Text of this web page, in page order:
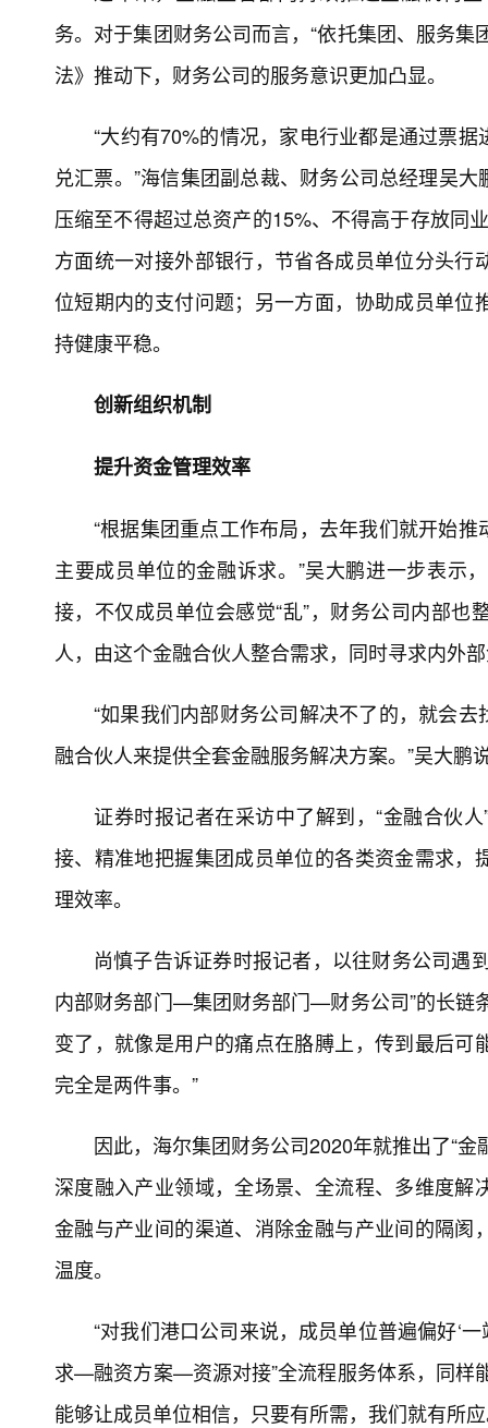
务。对于集团财务公司而言，“依托集团、服务
法》推动下，财务公司的服务意识更加凸显。
“大约有70%的情况，家电行业都是通过票
兑汇票。”海信集团副总裁、财务公司总经理吴
压缩至不得超过总资产的15%、不得高于存放同
方面统一对接外部银行，节省各成员单位分头
位短期内的支付问题；另一方面，协助成员单
持健康平稳。
创新组织机制
提升资金管理效率
“根据集团重点工作布局，去年我们就开始
主要成员单位的金融诉求。”吴大鹏进一步表示
接，不仅成员单位会感觉“乱”，财务公司内部
人，由这个金融合伙人整合需求，同时寻求内外
“如果我们内部财务公司解决不了的，就会
融合伙人来提供全套金融服务解决方案。”吴大鹏
证券时报记者在采访中了解到，“金融合伙
接、精准地把握集团成员单位的各类资金需求
理效率。
尚慎子告诉证券时报记者，以往财务公司遇
内部财务部门—集团财务部门—财务公司”的长链
变了，就像是用户的痛点在胳膊上，传到最后
完全是两件事。”
因此，海尔集团财务公司2020年就推出了“
深度融入产业领域，全场景、全流程、多维度
金融与产业间的渠道、消除金融与产业间的隔
温度。
“对我们港口公司来说，成员单位普遍偏好‘
求—融资方案—资源对接”全流程服务体系，同样
能够让成员单位相信，只要有所需，我们就有所应